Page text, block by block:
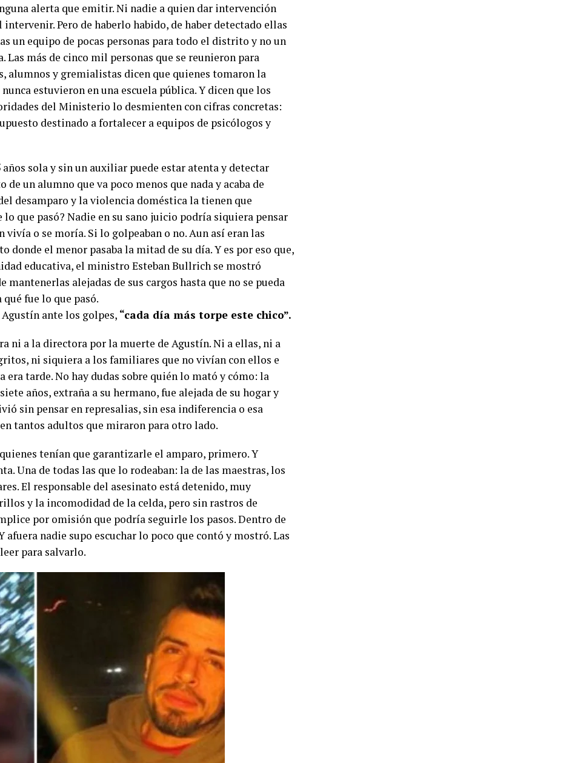
alerta que emitir. Ni nadie a quien dar intervención
intervenir. Pero de haberlo habido, de haber detectado ellas
un equipo de pocas personas para todo el distrito y no un
Las más de cinco mil personas que se reunieron para
alumnos y gremialistas dicen que quienes tomaron la
estuvieron en una escuela pública. Y dicen que los
del Ministerio lo desmienten con cifras concretas:
destinado a fortalecer a equipos de psicólogos y
años sola y sin un auxiliar puede estar atenta y detectar
un alumno que va poco menos que nada y acaba de
desamparo y la violencia doméstica la tienen que
lo que pasó? Nadie en su sano juicio podría siquiera pensar
o se moría. Si lo golpeaban o no. Aun así eran las
donde el menor pasaba la mitad de su día. Y es por eso que,
educativa, el ministro Esteban Bullrich se mostró
alejadas de sus cargos hasta que no se pueda
fue lo que pasó.
ante los golpes, “cada día más torpe este chico”.
ni a la directora por la muerte de Agustín. Ni a ellas, ni a
ni siquiera a los familiares que no vivían con ellos e
era tarde. No hay dudas sobre quién lo mató y cómo: la
años, extraña a su hermano, fue alejada de su hogar y
sin pensar en represalias, sin esa indiferencia o esa
tantos adultos que miraron para otro lado.
tenían que garantizarle el amparo, primero. Y
Una de todas las que lo rodeaban: la de las maestras, los
El responsable del asesinato está detenido, muy
y la incomodidad de la celda, pero sin rastros de
por omisión que podría seguirle los pasos. Dentro de
afuera nadie supo escuchar lo poco que contó y mostró. Las
para salvarlo.